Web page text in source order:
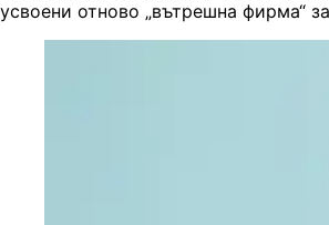
усвоени отново „вътрешна фирма“